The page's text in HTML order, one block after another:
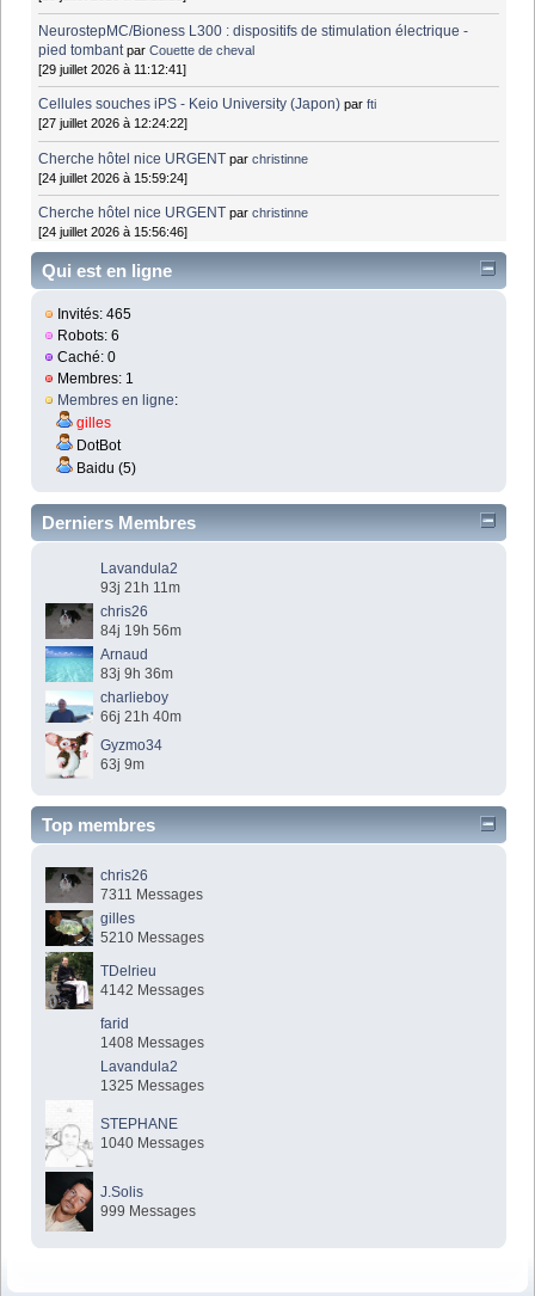
NeurostepMC/Bioness L300 : dispositifs de stimulation électrique -
pied tombant parCouette de cheval
[29 juillet 2026 à 11:12:41]
Cellules souches iPS - Keio University (Japon) parfti
[27 juillet 2026 à 12:24:22]
Cherche hôtel nice URGENT parchristinne
[24 juillet 2026 à 15:59:24]
Cherche hôtel nice URGENT parchristinne
[24 juillet 2026 à 15:56:46]
Qui est en ligne
Invités: 465
Robots: 6
Caché: 0
Membres: 1
Membres en ligne:
gilles
DotBot
Baidu (5)
Derniers Membres
Lavandula2
93j 21h 11m
chris26
84j 19h 56m
Arnaud
83j 9h 36m
charlieboy
66j 21h 40m
Gyzmo34
63j 9m
Top membres
chris26
7311 Messages
gilles
5210 Messages
TDelrieu
4142 Messages
farid
1408 Messages
Lavandula2
1325 Messages
STEPHANE
1040 Messages
J.Solis
999 Messages